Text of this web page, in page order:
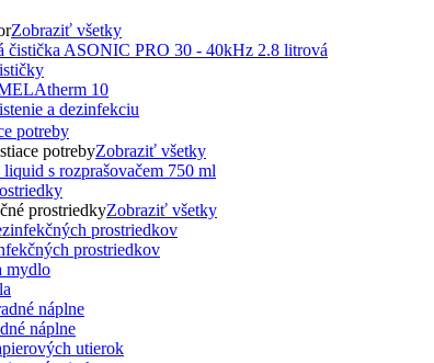
Zobraziť všetky
a dezinfekciu
potreby
potrebyZobraziť všetky
prostriedkyZobraziť všetky
prostriedkov
náplne